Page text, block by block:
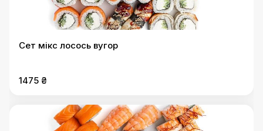
Сет мікс лосось вугор
1475 ₴